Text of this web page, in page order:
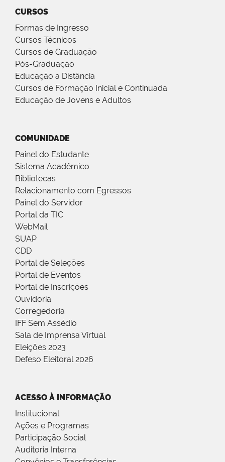
CURSOS
Formas de Ingresso
Cursos Técnicos
Cursos de Graduação
Pós-Graduação
Educação a Distância
Cursos de Formação Inicial e Continuada
Educação de Jovens e Adultos
COMUNIDADE
Painel do Estudante
Sistema Acadêmico
Bibliotecas
Relacionamento com Egressos
Painel do Servidor
Portal da TIC
WebMail
SUAP
CDD
Portal de Seleções
Portal de Eventos
Portal de Inscrições
Ouvidoria
Corregedoria
IFF Sem Assédio
Sala de Imprensa Virtual
Eleições 2023
Defeso Eleitoral 2026
ACESSO À INFORMAÇÃO
Institucional
Ações e Programas
Participação Social
Auditoria Interna